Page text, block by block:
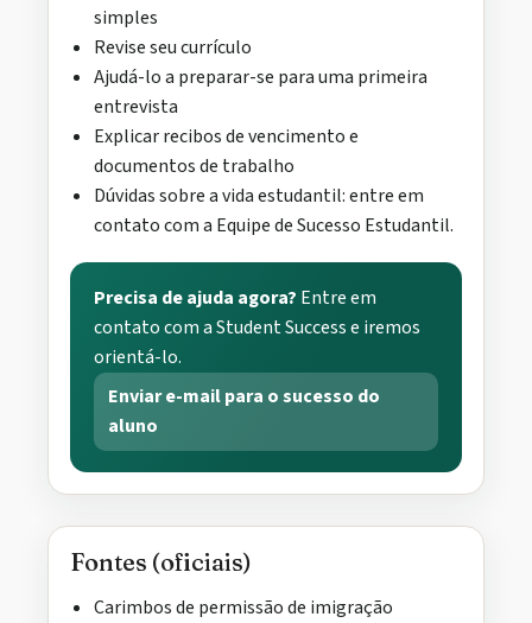
simples
Revise seu currículo
Ajudá-lo a preparar-se para uma primeira
entrevista
Explicar recibos de vencimento e
documentos de trabalho
Dúvidas sobre a vida estudantil: entre em
contato com a Equipe de Sucesso Estudantil.
Precisa de ajuda agora? Entre em
contato com a Student Success e iremos
orientá-lo.
Enviar e-mail para o sucesso do
aluno
Fontes (oficiais)
Carimbos de permissão de imigração